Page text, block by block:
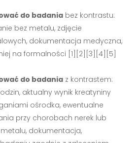
do badania bez kontrastu:
bez metalu, zdjęcie
dokumentacja medyczna,
na formalności [1][2][3][4][5]
do badania z kontrastem:
aktualny wynik kreatyniny
ośrodka, ewentualne
przy chorobach nerek lub
dokumentacja,